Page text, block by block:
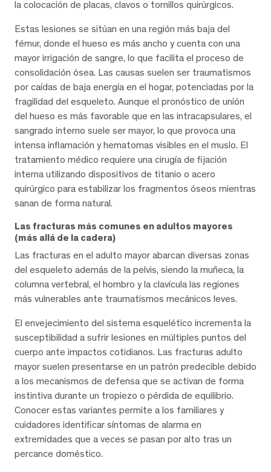
la colocación de placas, clavos o tornillos quirúrgicos.
Estas lesiones se sitúan en una región más baja del
fémur, donde el hueso es más ancho y cuenta con una
mayor irrigación de sangre, lo que facilita el proceso de
consolidación ósea. Las causas suelen ser traumatismos
por caídas de baja energía en el hogar, potenciadas por la
fragilidad del esqueleto. Aunque el pronóstico de unión
del hueso es más favorable que en las intracapsulares, el
sangrado interno suele ser mayor, lo que provoca una
intensa inflamación y hematomas visibles en el muslo. El
tratamiento médico requiere una cirugía de fijación
interna utilizando dispositivos de titanio o acero
quirúrgico para estabilizar los fragmentos óseos mientras
sanan de forma natural.
Las fracturas más comunes en adultos mayores
(más allá de la cadera)
Las fracturas en el adulto mayor abarcan diversas zonas
del esqueleto además de la pelvis, siendo la muñeca, la
columna vertebral, el hombro y la clavícula las regiones
más vulnerables ante traumatismos mecánicos leves.
El envejecimiento del sistema esquelético incrementa la
susceptibilidad a sufrir lesiones en múltiples puntos del
cuerpo ante impactos cotidianos. Las fracturas adulto
mayor suelen presentarse en un patrón predecible debido
a los mecanismos de defensa que se activan de forma
instintiva durante un tropiezo o pérdida de equilibrio.
Conocer estas variantes permite a los familiares y
cuidadores identificar síntomas de alarma en
extremidades que a veces se pasan por alto tras un
percance doméstico.